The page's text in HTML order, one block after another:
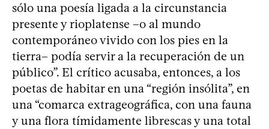
sólo una poesía ligada a la circunstancia
presente y rioplatense –o al mundo
contemporáneo vivido con los pies en la
tierra– podía servir a la recuperación de un
público”. El crítico acusaba, entonces, a los
poetas de habitar en una “región insólita”, en
una “comarca extrageográfica, con una fauna
y una flora tímidamente librescas y una total